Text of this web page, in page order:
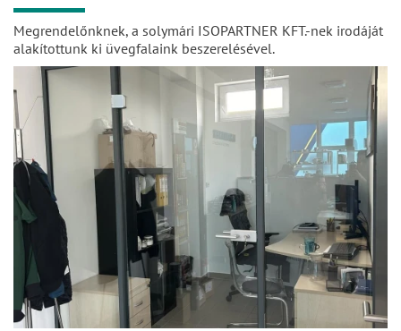
Megrendelőnknek, a solymári ISOPARTNER KFT.-nek irodáját
alakítottunk ki üvegfalaink beszerelésével.